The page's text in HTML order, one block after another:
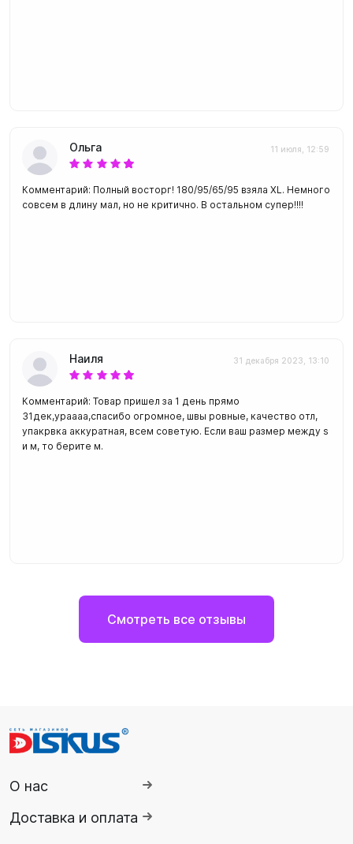
Ольга 11 июля, 12:59
Комментарий: Полный восторг! 180/95/65/95 взяла XL. Немного
совсем в длину мал, но не критично. В остальном супер!!!!
Наиля 31 декабря 2023, 13:10
Комментарий: Товар пришел за 1 день прямо
31дек,ураааа,спасибо огромное, швы ровные, качество отл,
упакрвка аккуратная, всем советую. Если ваш размер между s
и м, то берите м.
Смотреть все отзывы
О нас
Доставка и оплата